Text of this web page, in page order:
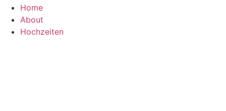
Home
About
Hochzeiten